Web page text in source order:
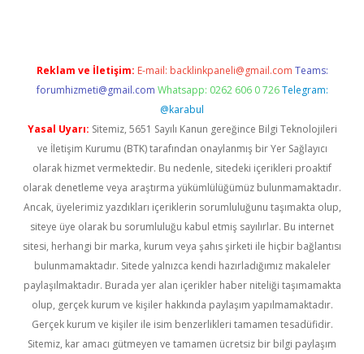
Reklam ve İletişim: E-mail: backlinkpaneli@gmail.com Teams:
forumhizmeti@gmail.com Whatsapp: 0262 606 0 726 Telegram:
@karabul
Yasal Uyarı: Sitemiz, 5651 Sayılı Kanun gereğince Bilgi Teknolojileri
ve İletişim Kurumu (BTK) tarafından onaylanmış bir Yer Sağlayıcı
olarak hizmet vermektedir. Bu nedenle, sitedeki içerikleri proaktif
olarak denetleme veya araştırma yükümlülüğümüz bulunmamaktadır.
Ancak, üyelerimiz yazdıkları içeriklerin sorumluluğunu taşımakta olup,
siteye üye olarak bu sorumluluğu kabul etmiş sayılırlar. Bu internet
sitesi, herhangi bir marka, kurum veya şahıs şirketi ile hiçbir bağlantısı
bulunmamaktadır. Sitede yalnızca kendi hazırladığımız makaleler
paylaşılmaktadır. Burada yer alan içerikler haber niteliği taşımamakta
olup, gerçek kurum ve kişiler hakkında paylaşım yapılmamaktadır.
Gerçek kurum ve kişiler ile isim benzerlikleri tamamen tesadüfidir.
Sitemiz, kar amacı gütmeyen ve tamamen ücretsiz bir bilgi paylaşım